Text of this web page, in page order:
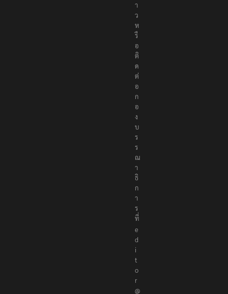
า
ว
ห
รื
อ
ติ
ด
ต่
อ
ก
อ
ง
บ
ร
ร
ณ
า
ธิ
ก
า
ร
ที่
e
d
i
t
o
r
@